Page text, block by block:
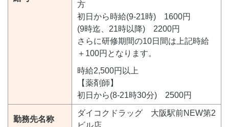
方
初日から時給(9-21時) 1600円
(9時迄、21時以降) 2200円
さらに研修期間の10日間は上記時給
＋100円となります。
時給2,500円以上
【薬剤師】
初日から(8-21時30分) 2500円
勤務先名称
ダイコクドラッグ 大阪駅前NEW第2
ビル店